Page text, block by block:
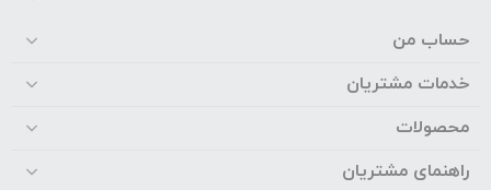
حساب من
خدمات مشتریان
محصولات
راهنمای مشتریان